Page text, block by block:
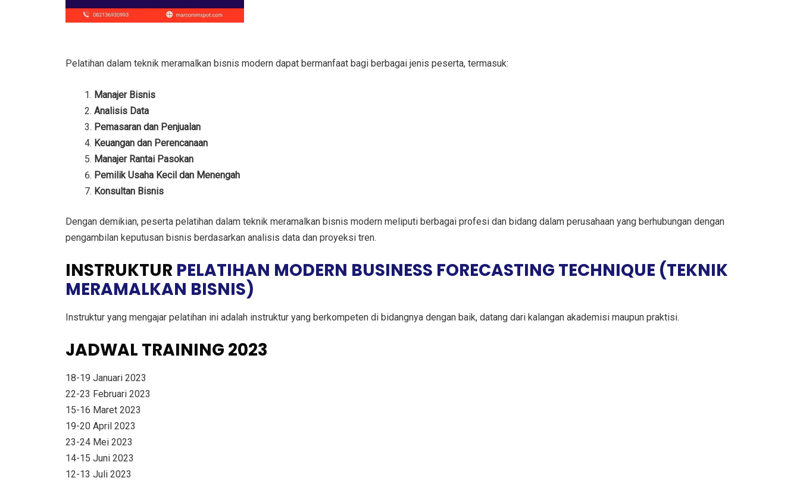
Pelatihan dalam teknik meramalkan bisnis modern dapat bermanfaat bagi berbagai jenis peserta, termasuk:
Manajer Bisnis
Analisis Data
Pemasaran dan Penjualan
Keuangan dan Perencanaan
Manajer Rantai Pasokan
Pemilik Usaha Kecil dan Menengah
Konsultan Bisnis
Dengan demikian, peserta pelatihan dalam teknik meramalkan bisnis modern meliputi berbagai profesi dan bidang dalam perusahaan yang berhubungan dengan
pengambilan keputusan bisnis berdasarkan analisis data dan proyeksi tren.
INSTRUKTUR PELATIHAN MODERN BUSINESS FORECASTING TECHNIQUE (TEKNIK
MERAMALKAN BISNIS)
Instruktur yang mengajar pelatihan ini adalah instruktur yang berkompeten di bidangnya dengan baik, datang dari kalangan akademisi maupun praktisi.
JADWAL TRAINING 2023
18-19 Januari 2023
22-23 Februari 2023
15-16 Maret 2023
19-20 April 2023
23-24 Mei 2023
14-15 Juni 2023
12-13 Juli 2023